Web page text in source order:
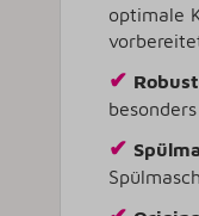
optimale
✔
✔